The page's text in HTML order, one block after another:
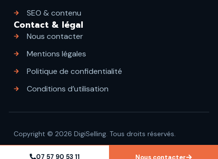
SEO & contenu
Contact & légal
Nous contacter
Mentions légales
Politique de confidentialité
Conditions d’utilisation
Copyright © 2026 DigiSelling. Tous droits réservés.
07 57 90 53 11 Nous contacter